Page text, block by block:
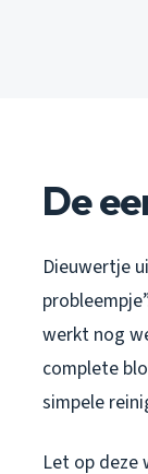
De
Dieuwertje
werkt nog
complete
simpele
Let op deze